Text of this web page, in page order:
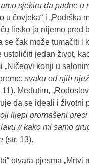
sjekiru da padne u
u čovjeka“ i
lirsko ja nijemo pred
čak može tumačiti i
ustoličiti jedan život,
konji u
svaku od njih
11). Međutim,
da se ideali i životni
lijepi promašeni
// kako mi samo
(str. 13).
otvara pjesma „Mrtvi